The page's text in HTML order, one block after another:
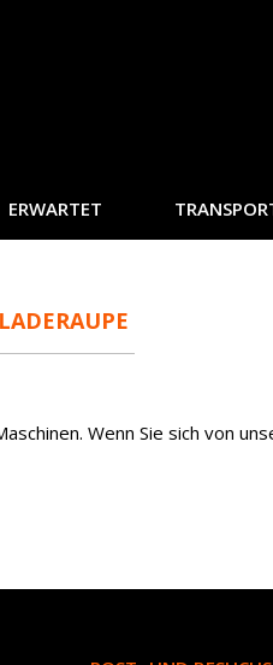
ERWARTET
LADERAUPE
Wenn Sie sich von